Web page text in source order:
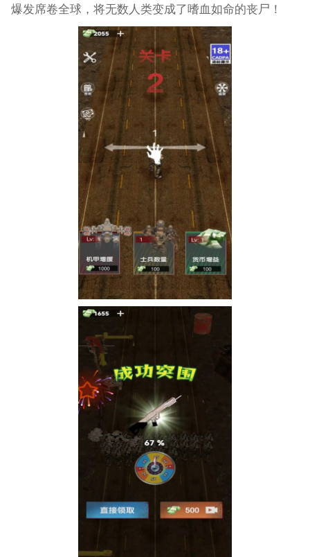
爆发席卷全球，将无数人类变成了嗜血如命的丧尸！